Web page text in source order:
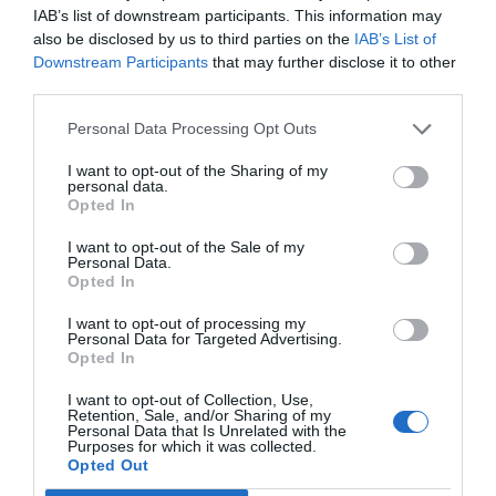
IAB’s list of downstream participants. This information may
also be disclosed by us to third parties on the IAB’s List of
Downstream Participants that may further disclose it to other
Personal Data Processing Opt Outs
I want to opt-out of the Sharing of my
personal data.
Opted In
I want to opt-out of the Sale of my
Personal Data.
Opted In
I want to opt-out of processing my
Personal Data for Targeted Advertising.
Opted In
I want to opt-out of Collection, Use,
Retention, Sale, and/or Sharing of my
Personal Data that Is Unrelated with the
Purposes for which it was collected.
Opted Out
AfegirVIA Empresacom a font preferida de
Google de forma gratuïta
Estigues informat amb les últimes notícies d'actualitat
ACTIVAR ARA
RELACIONADES